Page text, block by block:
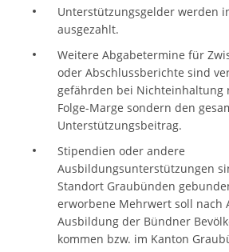
Unterstützungsgelder werden
ausgezahlt.
Weitere Abgabetermine für
oder Abschlussberichte sind
gefährden bei Nichteinhaltung
Folge-Marge sondern den
Unterstützungsbeitrag.
Stipendien oder andere
Ausbildungsunterstützungen
Standort Graubünden
erworbene Mehrwert soll nach
Ausbildung der Bündner
kommen bzw. im Kanton